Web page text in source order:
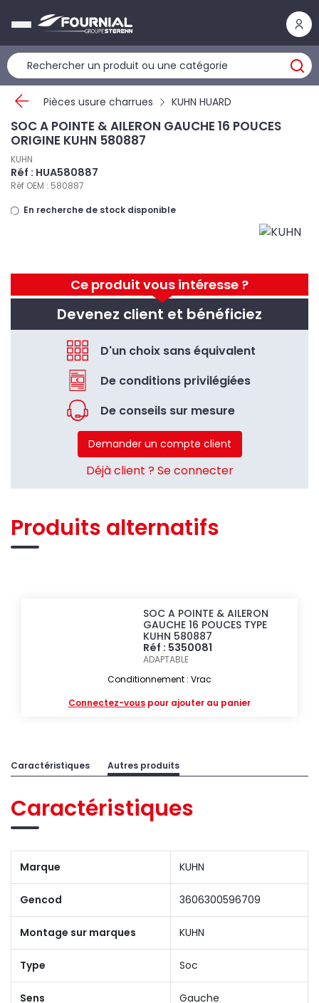
Pièces usure charrues KUHN HUARD
Ce produit vous intéresse ?
Devenez client et bénéficiez
D'un choix sans équivalent
De conditions privilégiées
De conseils sur mesure
Demander un compte client
Déjà client ? Se connecter
SOC A POINTE & AILERON GAUCHE 16 POUCES
ORIGINE KUHN 580887
KUHN
Réf : HUA580887
Réf OEM : 580887
En recherche de stock disponible
Produits alternatifs
SOC A POINTE & AILERON
GAUCHE 16 POUCES TYPE
KUHN 580887
Réf : 5350081
ADAPTABLE
Conditionnement : Vrac
Connectez-vous pour ajouter au panier
Caractéristiques Autres produits
Caractéristiques
Marque KUHN
Gencod 3606300596709
Montage sur marques KUHN
Type Soc
Sens Gauche